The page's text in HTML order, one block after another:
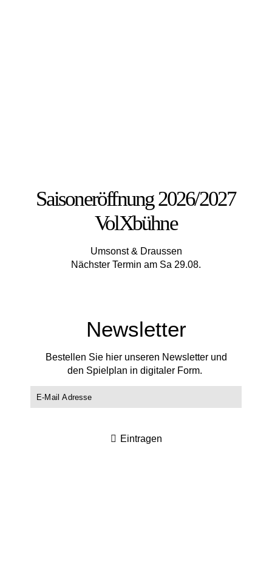
Saisoneröffnung 2026/2027
VolXbühne
Umsonst & Draussen
Nächster Termin am Sa 29.08.
Newsletter
Bestellen Sie hier unseren Newsletter und
den Spielplan in digitaler Form.
Eintragen